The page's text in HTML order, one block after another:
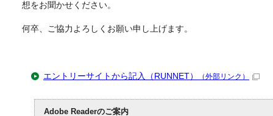
想をお聞かせください。
何卒、ご協力よろしくお願い申し上げます。
エントリーサイトから記入（RUNNET） （外部リンク）
Adobe Readerのご案内